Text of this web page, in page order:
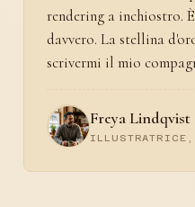
rendering a inchiostro.
davvero. La stellina
scrivermi il mio
Freya Lindqvist
ILLUSTRATRICE,